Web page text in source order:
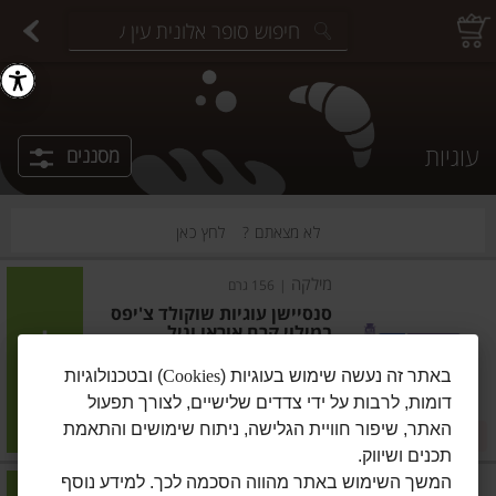
עוגיות מסננים
לא מצאתם ? לחץ כאן
מילקה 156 גרם
סנסיישן עוגיות שוקולד צ'יפס
במילוי קרם אוראו וניל
מחיר מחירון ₪14.90
₪9.55 ל-100 גרם 2 ב-₪27.90
הוסיפו
לוטוס | 150 גרם
באתר זה נעשה שימוש בעוגיות (Cookies) ובטכנולוגיות
דומות, לרבות על ידי צדדים שלישיים, לצורך תפעול
האתר, שיפור חוויית הגלישה, ניתוח שימושים והתאמת
תכנים ושיווק.
המשך השימוש באתר מהווה הסכמה לכך. למידע נוסף